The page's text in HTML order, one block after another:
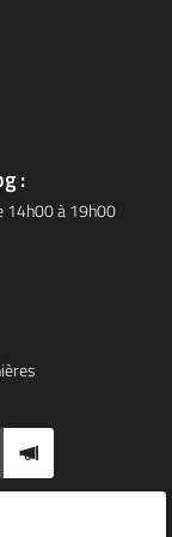
:
14h00 à 19h00